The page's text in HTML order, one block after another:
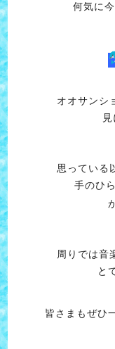
何気に
オオサンシ
思っている
手のひ
周りでは音
と
皆さまもぜひ